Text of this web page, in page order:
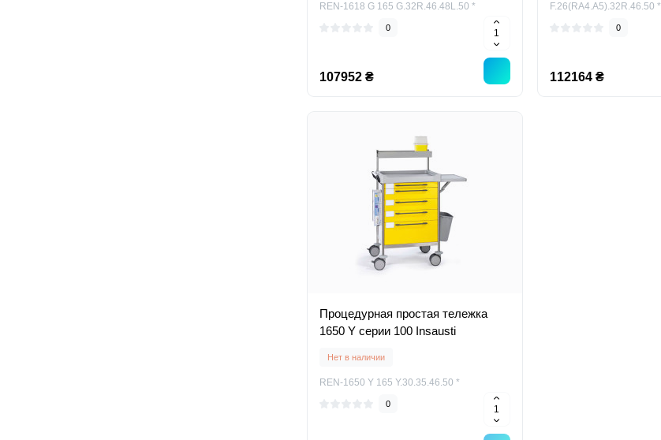
REN-1618 G 165 G.32R.46.48L.50 *
0
107952 ₴
F.26(RA4.A5).32R.46.50 *
0
112164 ₴
Процедурная простая тележка
1650 Y серии 100 Insausti
Нет в наличии
REN-1650 Y 165 Y.30.35.46.50 *
0